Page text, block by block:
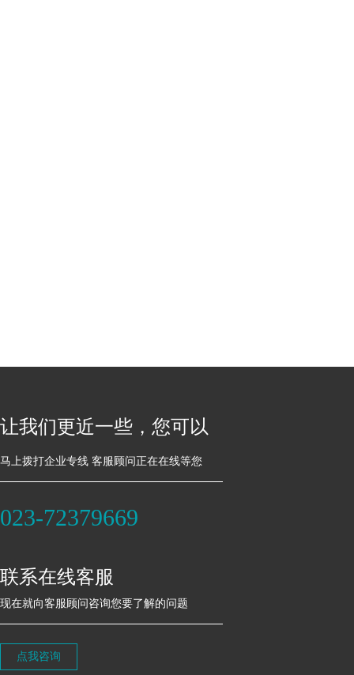
让我们更近一些，您可以
点我咨询
现在就向客服顾问咨询您要了解的问题
马上拨打企业专线 客服顾问正在在线等您
联系在线客服
023-72379669